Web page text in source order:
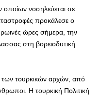
οποίων νοσηλεύεται σε
προκάλεσε ο
ώρες σήμερα, την
στη βορειοδυτική
τουρκικών αρχών, από
Η τουρκική Πολιτική